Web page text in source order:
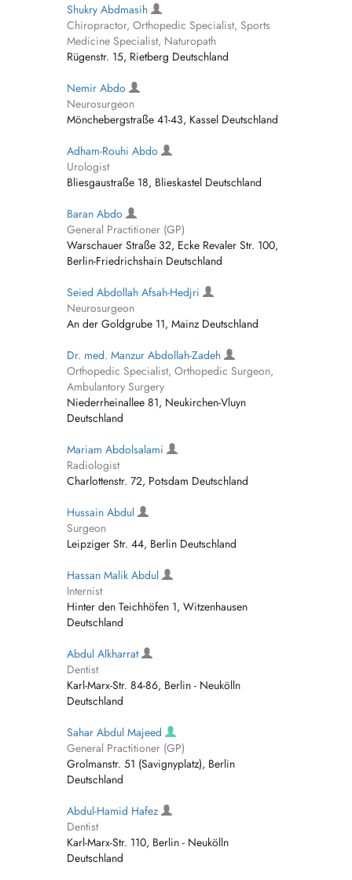
Shukry Abdmasih
Chiropractor, Orthopedic Specialist, Sports
Medicine Specialist, Naturopath
Rügenstr. 15, Rietberg Deutschland
Nemir Abdo
Neurosurgeon
Mönchebergstraße 41-43, Kassel Deutschland
Adham-Rouhi Abdo
Urologist
Bliesgaustraße 18, Blieskastel Deutschland
Baran Abdo
General Practitioner (GP)
Warschauer Straße 32, Ecke Revaler Str. 100,
Berlin-Friedrichshain Deutschland
Seied Abdollah Afsah-Hedjri
Neurosurgeon
An der Goldgrube 11, Mainz Deutschland
Dr. med. Manzur Abdollah-Zadeh
Orthopedic Specialist, Orthopedic Surgeon,
Ambulantory Surgery
Niederrheinallee 81, Neukirchen-Vluyn
Deutschland
Mariam Abdolsalami
Radiologist
Charlottenstr. 72, Potsdam Deutschland
Hussain Abdul
Surgeon
Leipziger Str. 44, Berlin Deutschland
Hassan Malik Abdul
Internist
Hinter den Teichhöfen 1, Witzenhausen
Deutschland
Abdul Alkharrat
Dentist
Karl-Marx-Str. 84-86, Berlin - Neukölln
Deutschland
Sahar Abdul Majeed
General Practitioner (GP)
Grolmanstr. 51 (Savignyplatz), Berlin
Deutschland
Abdul-Hamid Hafez
Dentist
Karl-Marx-Str. 110, Berlin - Neukölln
Deutschland